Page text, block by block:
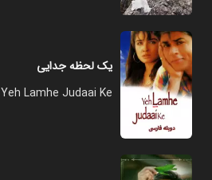
یک لحظه جدایی
Yeh Lamhe Judaai Ke